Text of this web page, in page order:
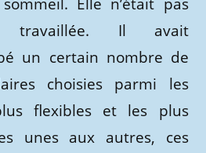
travaillée. Il avait
un certain nombre de
choisies parmi les
flexibles et les plus
unes aux autres, ces